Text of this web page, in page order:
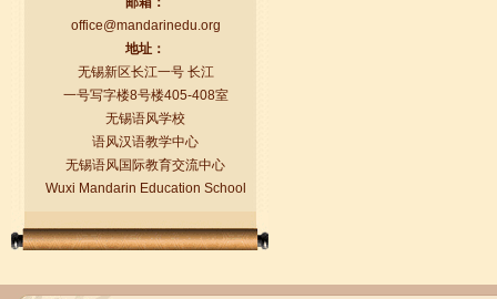
语风汉语学生Florent
我非常喜欢无锡语风汉语学校，这里真
的有最简单的汉语学习方法，我学习汉
语的速度比我原来打算的快得多。我的
汉语老师们都非常可...
office@mandarinedu.org
地址：
无锡新区长江一号 长江
一号写字楼8号楼405-408室
无锡语风学校
语风汉语教学中心
无锡语风国际教育交流中心
Wuxi Mandarin Education School